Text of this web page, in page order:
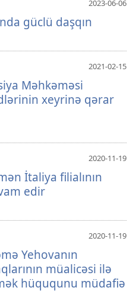
2023-06-06
güclü daşqın
2021-02-15
Məhkəməsi
xeyrinə qərar
2020-11-19
İtaliya filialının
edir
2020-11-19
Yehovanın
müalicəsi ilə
hüququnu müdafiə